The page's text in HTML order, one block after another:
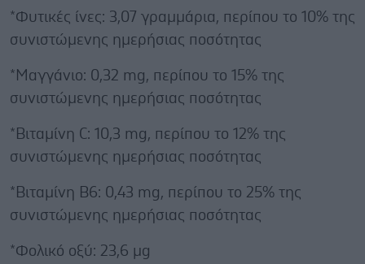
*Φυτικές ίνες: 3,07 γραμμάρια, περίπου το 10% της
συνιστώμενης ημερήσιας ποσότητας
*Μαγγάνιο: 0,32 mg, περίπου το 15% της
συνιστώμενης ημερήσιας ποσότητας
*Βιταμίνη C: 10,3 mg, περίπου το 12% της
συνιστώμενης ημερήσιας ποσότητας
*Βιταμίνη B6: 0,43 mg, περίπου το 25% της
συνιστώμενης ημερήσιας ποσότητας
*Φολικό οξύ: 23,6 μg